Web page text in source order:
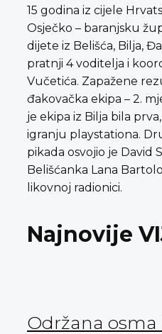
15 godina iz cijele
Osječko – baranjsku
dijete iz Belišća, Bilja,
pratnji 4 voditelja i
Vučetića. Zapažene
đakovačka ekipa – 2.
je ekipa iz Bilja bila
igranju playstationa.
pikada osvojio je David
Belišćanka Lana
likovnoj radionici.
Najnovije
Održana osma